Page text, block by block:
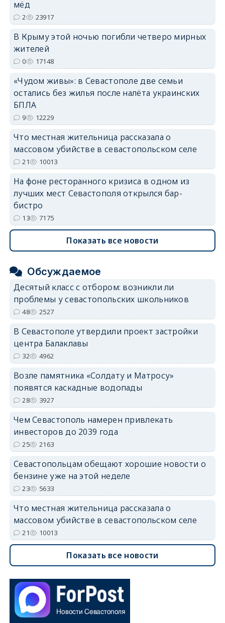
erid: 2SDnjdvhGXG
мёд
2 23917
В Крыму этой ночью погибли четверо мирных
жителей
0 17148
«Чудом живы»: в Севастополе две семьи
остались без жилья после налёта украинских
БПЛА
9 12229
Что местная жительница рассказала о
массовом убийстве в севастопольском селе
21 10013
На фоне ресторанного кризиса в одном из
лучших мест Севастополя открылся бар-
бистро
13 7175
Показать все новости
Обсуждаемое
Десятый класс с отбором: возникли ли
проблемы у севастопольских школьников
48 2527
В Севастополе утвердили проект застройки
центра Балаклавы
32 4962
Возле памятника «Солдату и Матросу»
появятся каскадные водопады
28 3927
Чем Севастополь намерен привлекать
инвесторов до 2039 года
25 2163
Севастопольцам обещают хорошие новости о
бензине уже на этой неделе
23 5633
Что местная жительница рассказала о
массовом убийстве в севастопольском селе
21 10013
Показать все новости